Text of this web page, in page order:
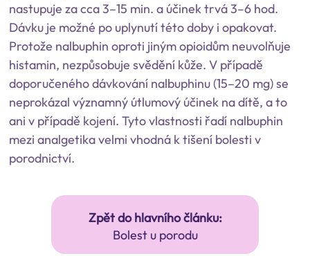
nastupuje za cca 3–15 min. a účinek trvá 3–6 hod.
Dávku je možné po uplynutí této doby i opakovat.
Protože nalbuphin oproti jiným opioidům neuvolňuje
histamin, nezpůsobuje svědění kůže. V případě
doporučeného dávkování nalbuphinu (15–20 mg) se
neprokázal významný útlumový účinek na dítě, a to
ani v případě kojení. Tyto vlastnosti řadí nalbuphin
mezi analgetika velmi vhodná k tišení bolesti v
porodnictví.
Zpět do hlavního článku:
Bolest u porodu